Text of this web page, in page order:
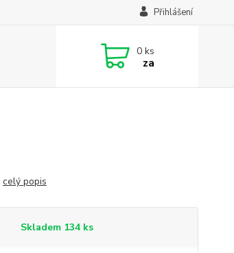
Přihlášení
0 ks
za
celý popis
Skladem 134 ks